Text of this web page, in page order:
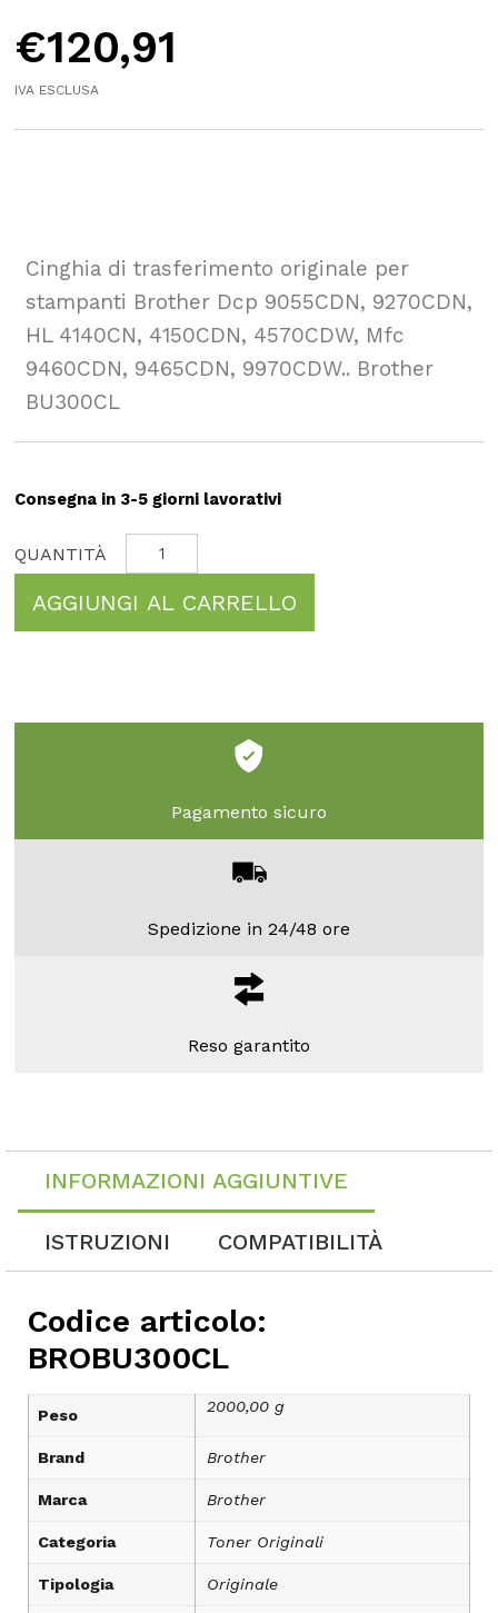
€120,91
IVA ESCLUSA
Cinghia di trasferimento originale per
stampanti Brother Dcp 9055CDN, 9270CDN,
HL 4140CN, 4150CDN, 4570CDW, Mfc
9460CDN, 9465CDN, 9970CDW.. Brother
BU300CL
Consegna in 3-5 giorni lavorativi
AGGIUNGI AL CARRELLO
Pagamento sicuro
Spedizione in 24/48 ore
Reso garantito
INFORMAZIONI AGGIUNTIVE
ISTRUZIONI COMPATIBILITÀ
Codice articolo:
BROBU300CL
Peso 2000,00 g
Brand Brother
Marca Brother
Categoria Toner Originali
Tipologia Originale